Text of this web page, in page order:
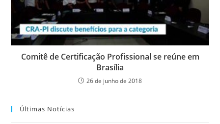
Comitê de Certificação Profissional se reúne em
Brasília
26 de junho de 2018
Últimas Notícias